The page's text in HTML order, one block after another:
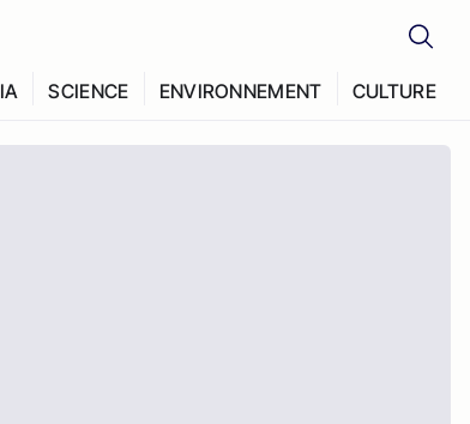
SCIENCE ENVIRONNEMENT CULTURE